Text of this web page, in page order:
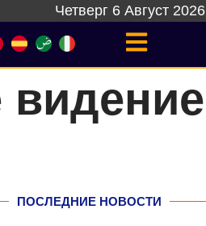
Четверг 6 Август 2026
ПОСЛЕДНИЕ НОВОСТИ